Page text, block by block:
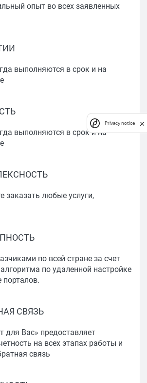
опыт во всех заявленных
выполняются в срок и на
выполняются в срок и на
заказать любые услуги,
по всей стране за счет
по удаленной настройке
порталов.
СВЯЗЬ
для Вас» предоставляет
на всех этапах работы и
связь
Privacy notice